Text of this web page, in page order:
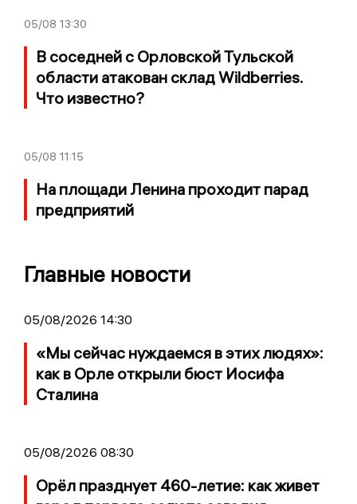
05/08 13:30
В соседней с Орловской Тульской
области атакован склад Wildberries.
Что известно?
05/08 11:15
На площади Ленина проходит парад
предприятий
Главные новости
05/08/2026 14:30
«Мы сейчас нуждаемся в этих людях»:
как в Орле открыли бюст Иосифа
Сталина
05/08/2026 08:30
Орёл празднует 460-летие: как живет